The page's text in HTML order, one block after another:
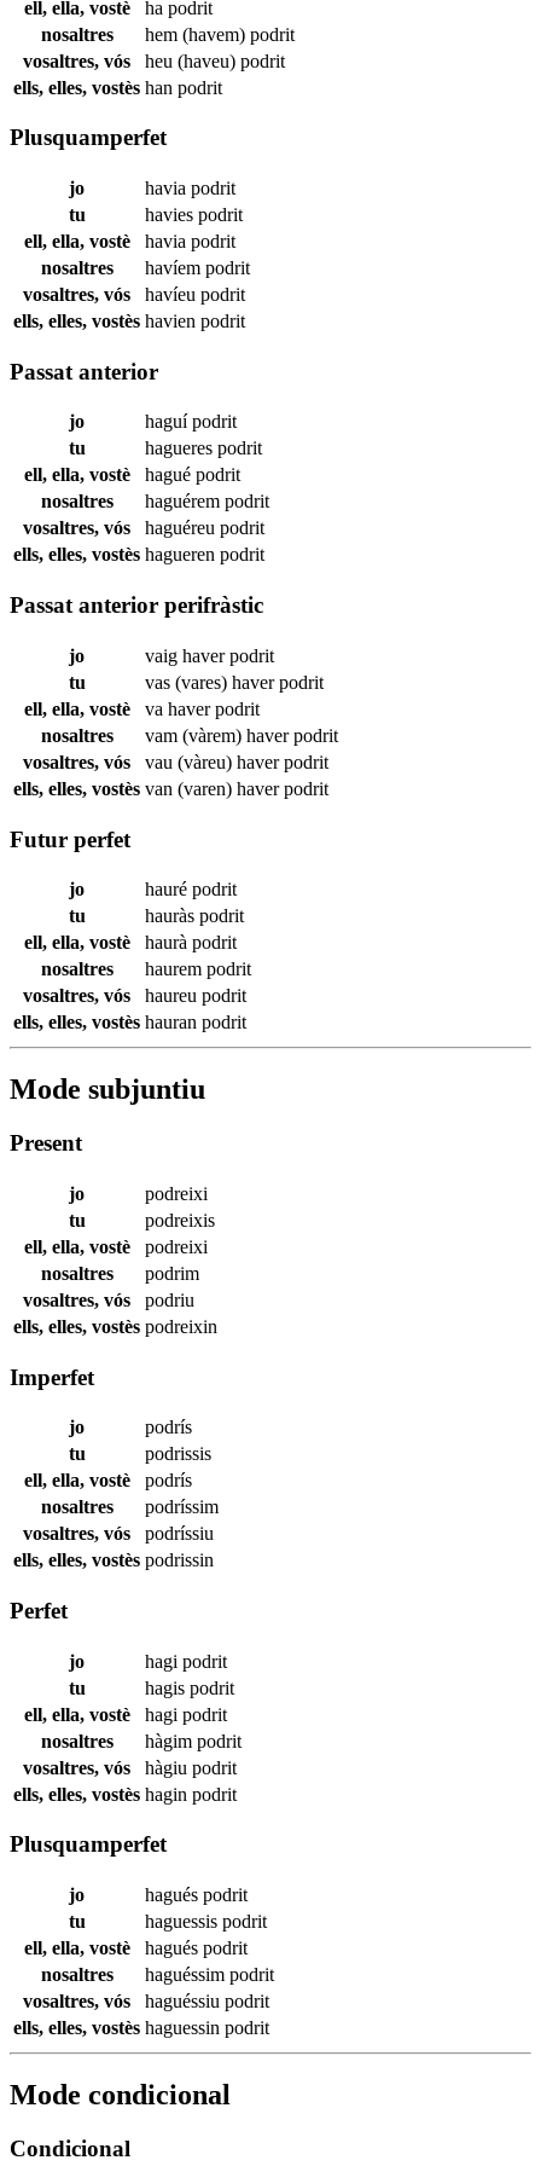
ell, ella, vostè ha podrit
nosaltres
hem (havem) podrit
vosaltres, vós
heu (haveu) podrit
ells, elles, vostès han podrit
Plusquamperfet
jo havia podrit
tu
havies podrit
ell, ella, vostè
havia podrit
nosaltres
havíem podrit
vosaltres, vós
havíeu podrit
ells, elles, vostès havien podrit
Passat anterior
jo haguípodrit
tu
hagueres podrit
ell, ella, vostè
hagué podrit
nosaltres
haguérem podrit
vosaltres, vós
haguéreu podrit
ells, elles, vostès hagueren podrit
Passat anterior perifràstic
jo vaig haverpodrit
tu
vas (vares) haverpodrit
ell, ella, vostè
va haverpodrit
nosaltres
vam (vàrem) haverpodrit
vosaltres, vós
vau (vàreu) haverpodrit
ells, elles, vostès van (varen) haverpodrit
Futur perfet
jo hauré podrit
tu
hauràs podrit
ell, ella, vostè
haurà podrit
nosaltres
haurem podrit
vosaltres, vós
haureu podrit
ells, elles, vostès hauran podrit
Mode subjuntiu
Present
jo
podreixi
tu
podreixis
ell, ella, vostè
podreixi
nosaltres
podrim
vosaltres, vós
podriu
ells, elles, vostès podreixin
Imperfet
jo
podrís
tu
podrissis
ell, ella, vostè
podrís
nosaltres
podríssim
vosaltres, vós
podríssiu
ells, elles, vostès podrissin
Perfet
jo hagi podrit
tu
hagis podrit
ell, ella, vostè
hagi podrit
nosaltres
hàgim podrit
vosaltres, vós
hàgiu podrit
ells, elles, vostès hagin podrit
Plusquamperfet
jo hagués podrit
tu
haguessis podrit
ell, ella, vostè
hagués podrit
nosaltres
haguéssim podrit
vosaltres, vós
haguéssiu podrit
ells, elles, vostès haguessin podrit
Mode condicional
Condicional